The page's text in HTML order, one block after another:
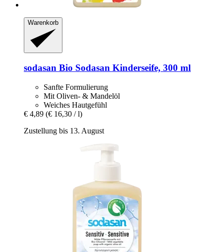
Warenkorb
sodasan Bio Sodasan Kinderseife, 300 ml
Sanfte Formulierung
Mit Oliven- & Mandelöl
Weiches Hautgefühl
€ 4,89 (€ 16,30 / l)
Zustellung bis 13. August